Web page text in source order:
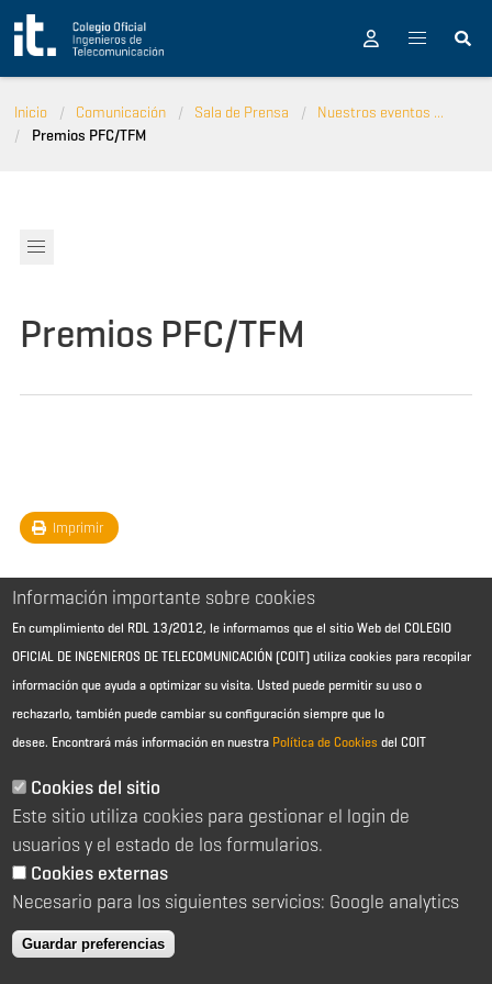
Pasar al contenido principal
Inicio Comunicación Sala de Prensa
Nuestros eventos ...
Premios PFC/TFM
Premios PFC/TFM
Imprimir
Aviso Legal - Información general
Política de cookies
Política de reembolso
Sitemap
C/ Almagro 2 1º Izqda 28010 Madrid
91 391 10 66
coit@coit.es
Información importante sobre cookies
En cumplimiento del RDL 13/2012, le informamos que el sitio Web del COLEGIO
OFICIAL DE INGENIEROS DE TELECOMUNICACIÓN (COIT) utiliza cookies para recopilar
información que ayuda a optimizar su visita. Usted puede permitir su uso o
rechazarlo, también puede cambiar su configuración siempre que lo
desee. Encontrará más información en nuestra Política de Cookies del COIT
Cookies del sitio
Este sitio utiliza cookies para gestionar el login de
usuarios y el estado de los formularios.
Cookies externas
Necesario para los siguientes servicios: Google analytics
Guardar preferencias